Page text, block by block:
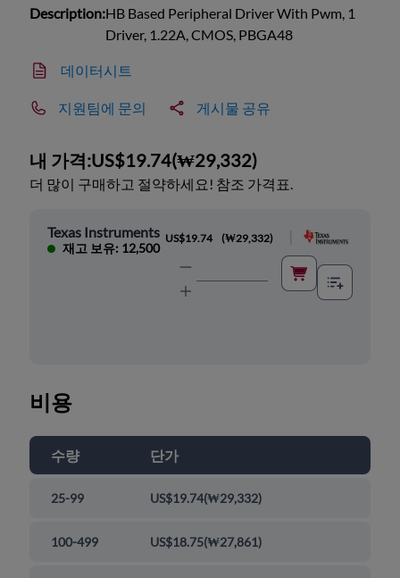
Description:HB Based Peripheral Driver With Pwm, 1
Driver, 1.22A, CMOS, PBGA48
데이터시트
지원팀에 문의 게시물 공유
내 가격:US$19.74(₩29,332)
더 많이 구매하고 절약하세요! 참조 가격표.
Texas Instruments
재고 보유: 12,500
US$19.74 (₩29,332)
비용
수량 단가
25-99 US$19.74(₩29,332)
100-499 US$18.75(₩27,861)